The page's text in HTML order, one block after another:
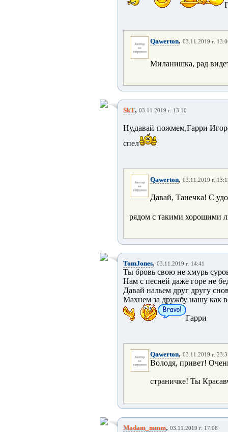
Qawerton, 03.11.2019 г.
Миланишка, рад
SkT, 03.11.2019 г. 13:10
Ну,давай пожмем,Гарри
спел
Qawerton, 03.11.2019 г.
Давай, Танечка! С
рядом с такими хорошими
TomJones, 03.11.2019 г. 14:41
Ты бровь свою не хмурь
Нам с песней даже горе не
Давай нальем друг другу
Махнем за дружбу нашу как
Гарри
Qawerton, 03.11.2019 г.
Володя, привет!
страничке! Ты
Madam_mmm, 03.11.2019 г. 17:08